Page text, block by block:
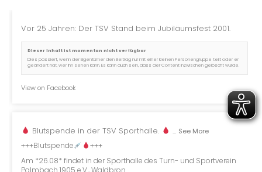
Vor 25 Jahren: Der TSV Stand beim Jubiläumsfest 2001.
Dieser Inhalt ist momentan nicht verfügbar
Dies passiert, wenn der Eigentümer den Beitrag nur mit einer kleinen Personengruppe teilt oder er
geändert hat, wer ihn sehen kann. Es kann auch sein, dass der Content inzwischen gelöscht wurde.
View on Facebook
Blutspende in der TSV Sporthalle.
+++Blutspende
+++
Am *26.08* findet in der Sporthalle des Turn- und Sportverein
Palmbach 1905 e.V., Waldbron
... See More